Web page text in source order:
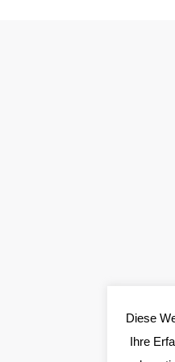
Diese
Ihre